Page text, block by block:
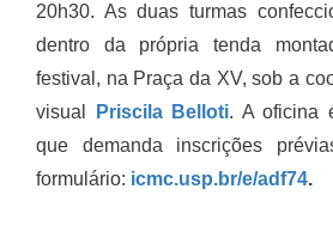
20h30. As duas turmas
dentro da própria tenda
festival, na Praça da XV, sob a
visual
Priscila Belloti. A oficina
que demanda inscrições
formulário: icmc.usp.br/e/adf74.